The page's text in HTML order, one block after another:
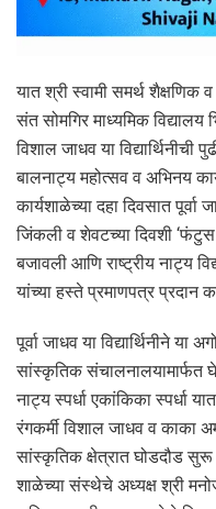
यात श्री स्वामी समर्थ
संत सोमगिर माध्यमिक विद्यालय
विशाल जाधव या
बालनाट्य महोत्सव व अभिनय
कार्यशाळेच्या दहा दिवसात
जिंकली व शेवटच्या दिवशी
बजावली आणि राष्ट्रीय नाट्य
यांच्या हस्ते प्रमाणपत्र प्रदान
पूर्वा जाधव या विद्यार्थिनीने या
सांस्कृतिक संचालनालयामार्फत
नाट्य स्पर्धा एकांकिका स्पर्धा
रंगकर्मी विशाल जाधव व काका
सांस्कृतिक क्षेत्रात घोडदौड सुरू
शाळेच्या संस्थेचे अध्यक्ष श्री